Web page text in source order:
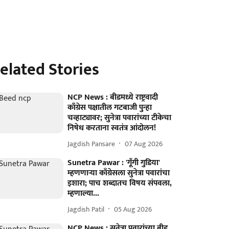
Stories
NCP News : बीडमध्ये राष्ट्रवादी
काँग्रेस पक्षातील गटबाजी पुन्हा
चव्हाट्यावर; सुनेत्रा पवारांच्या टीकेचा
निषेध करताना स्वतंत्र आंदोलन!
Jagdish Pansare 07 Aug 2026
Sunetra Pawar : 'गूँगी गुडिया'
म्हणणाऱ्या काँग्रेसला सुनेत्रा पवारांचा
इशारा; पाच शब्दातच विषय संपवला,
म्हणाल्या...
Jagdish Patil 05 Aug 2026